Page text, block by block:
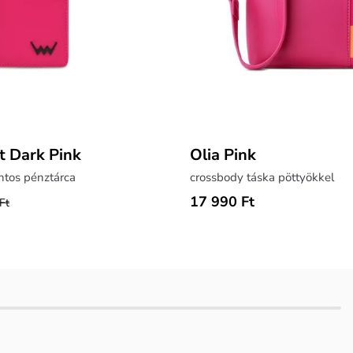
Dark Pink
pénztárca
Olia Pink
crossbody táska pöttyökkel
17 990 Ft